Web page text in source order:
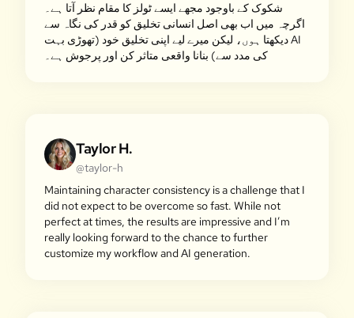
شکوک کے باوجود مجھے ایسے ٹولز کا مقام نظر آتا ہے۔
اگرچہ میں اب بھی اصل انسانی تخلیق کو قدر کی نگاہ سے
دیکھتا ہوں، لیکن میرے لیے اپنی تخلیق خود (تھوڑی بہت AI
کی مدد سے) بنانا واقعی متاثر کن اور پرجوش ہے۔
Taylor H.
@taylor-h
Maintaining character consistency is a challenge that I
did not expect to be overcome so fast. While not
perfect at times, the results are impressive and I’m
really looking forward to the chance to further
customize my workflow and AI generation.